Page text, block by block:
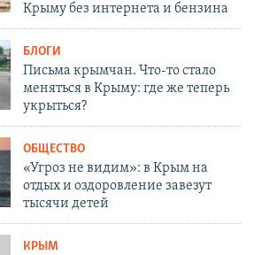
Крыму без интернета и бензина
БЛОГИ
Письма крымчан. Что-то стало
меняться в Крыму: где же теперь
укрыться?
ОБЩЕСТВО
«Угроз не видим»: в Крым на
отдых и оздоровление завезут
тысячи детей
КРЫМ